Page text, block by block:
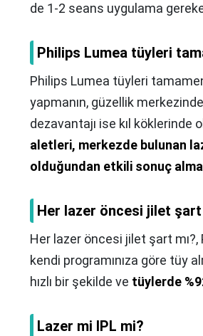
de 1-2 seans uygulama
Philips Lumea tüyleri
Philips Lumea tüyleri
yapmanın, güzellik
dezavantajı ise kıl köklerinde
aletleri, merkezde bulunan
olduğundan etkili sonuç
Her lazer öncesi jilet şart
Her lazer öncesi jilet şart mı?,
kendi programınıza göre tüy
hızlı bir şekilde ve tüylerde
Lazer mi IPL mi?